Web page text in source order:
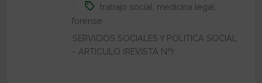
trabajo social; medicina legal;
forense
SERVICIOS SOCIALES Y POLITICA SOCIAL
- ARTICULO (REVISTA Nº):